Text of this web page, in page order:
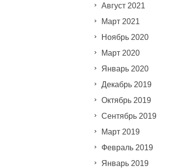
Август 2021
Март 2021
Ноябрь 2020
Март 2020
Январь 2020
Декабрь 2019
Октябрь 2019
Сентябрь 2019
Март 2019
Февраль 2019
Январь 2019